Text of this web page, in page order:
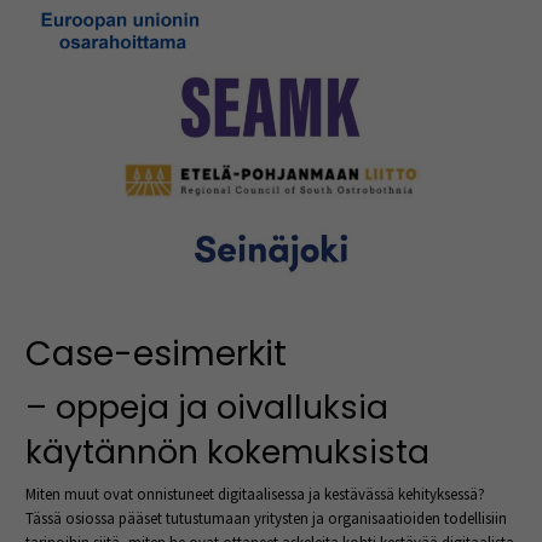
Case-esimerkit
– oppeja ja oivalluksia
käytännön kokemuksista
Miten muut ovat onnistuneet digitaalisessa ja kestävässä kehityksessä?
Tässä osiossa pääset tutustumaan yritysten ja organisaatioiden todellisiin